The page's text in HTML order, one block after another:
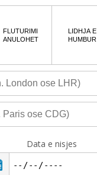
FLUTURIMI
ANULOHET
LIDHJA E
HUMBUR
Data e nisjes